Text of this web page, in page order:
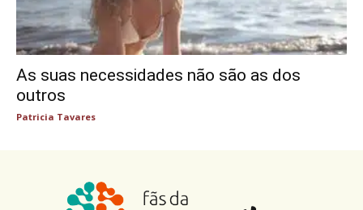
As suas necessidades não são as dos
outros
Patricia Tavares